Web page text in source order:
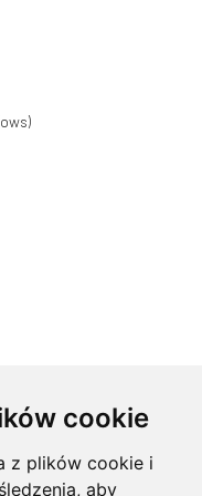
cookie
z plików cookie i
aby